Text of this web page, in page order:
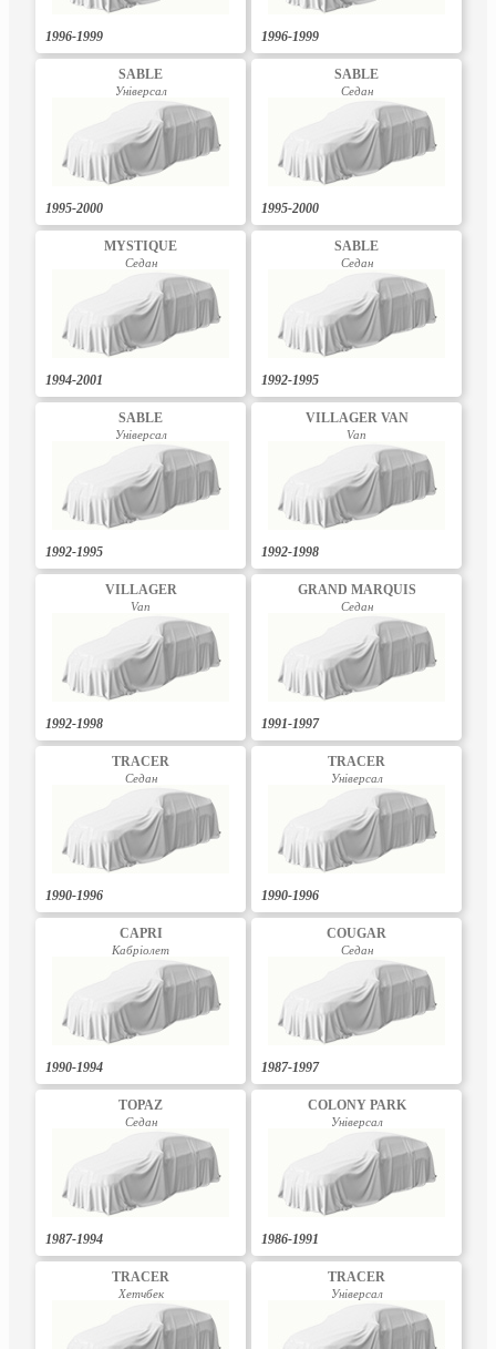
1996-1999 1996-1999
SABLE
Універсал
1995-2000
SABLE
Седан
1995-2000
MYSTIQUE
Седан
1994-2001
SABLE
Седан
1992-1995
SABLE
Універсал
1992-1995
VILLAGER VAN
Van
1992-1998
VILLAGER
Van
1992-1998
GRAND MARQUIS
Седан
1991-1997
TRACER
Седан
1990-1996
TRACER
Універсал
1990-1996
CAPRI
Кабріолет
1990-1994
COUGAR
Седан
1987-1997
TOPAZ
Седан
1987-1994
COLONY PARK
Універсал
1986-1991
TRACER
Хетчбек
TRACER
Універсал